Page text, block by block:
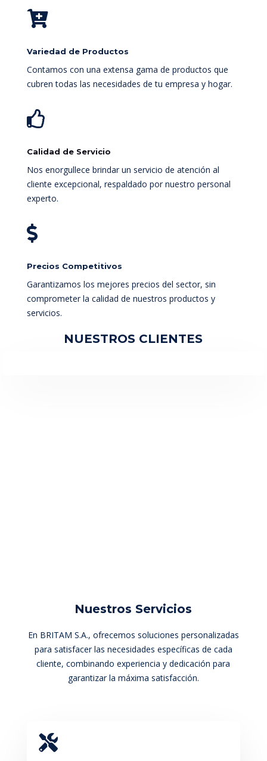

Variedad de Productos
Contamos con una extensa gama de productos que
cubren todas las necesidades de tu empresa y hogar.

Calidad de Servicio
Nos enorgullece brindar un servicio de atención al
cliente excepcional, respaldado por nuestro personal
experto.

Precios Competitivos
Garantizamos los mejores precios del sector, sin
comprometer la calidad de nuestros productos y
servicios.
NUESTROS CLIENTES
Nuestros Servicios
En BRITAM S.A., ofrecemos soluciones personalizadas
para satisfacer las necesidades específicas de cada
cliente, combinando experiencia y dedicación para
garantizar la máxima satisfacción.
